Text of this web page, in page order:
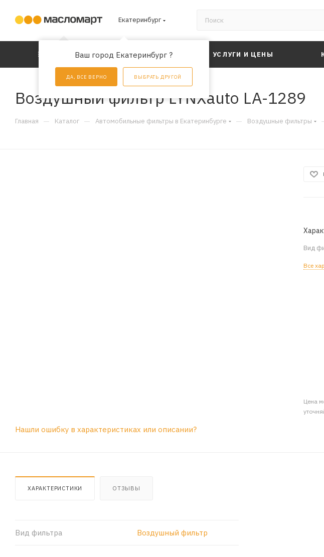
Екатеринбург
Ваш город Екатеринбург ?
ДА, ВСЕ ВЕРНО ВЫБРАТЬ ДРУГОЙ
КАТАЛОГ АКЦИИ УСЛУГИ И ЦЕНЫ
Воздушный фильтр LYNXauto LA-1289
Главная — Каталог — Автомобильные фильтры в Екатеринбурге — Воздушные фильтры
Вид
Все
Цена
Нашли ошибку в характеристиках или описании?
ХАРАКТЕРИСТИКИ ОТЗЫВЫ
Вид фильтра Воздушный фильтр